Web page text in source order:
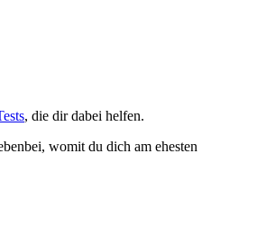
, die dir dabei helfen.
womit du dich am ehesten